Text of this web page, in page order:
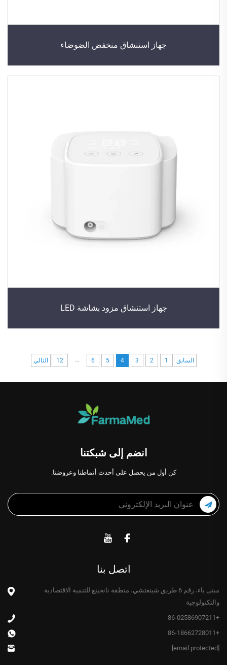
جهاز استنشاق منخفض الضوضاء
جهاز استنشاق مزود بشاشة LED
السابق 1
2
3
4
5
6
...
12 التالي
انضم إلى شبكتنا
كن أول من يحصل على أحدث أنماطنا وعروضنا.
اتصل بنا
مبنى باء، رقم 6 طريق شينغتشي، منطقة نانجينغ للتنمية الاقتصادية
والتكنولوجية
+86-02586907211
+86-18662728011